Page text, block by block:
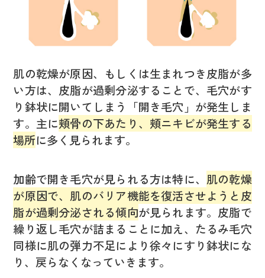
肌の乾燥が原因、もしくは生まれつき皮脂が多
い方は、皮脂が過剰分泌することで、毛穴がす
り鉢状に開いてしまう「開き毛穴」が発生しま
す。主に頬骨の下あたり、頬ニキビが発生する
場所に多く見られます。
加齢で開き毛穴が見られる方は特に、 肌の乾燥
が原因で、肌のバリア機能を復活させようと皮
脂が過剰分泌される傾向が見られます。皮脂で
繰り返し毛穴が詰まることに加え、たるみ毛穴
同様に肌の弾力不足により徐々にすり鉢状にな
り、戻らなくなっていきます。